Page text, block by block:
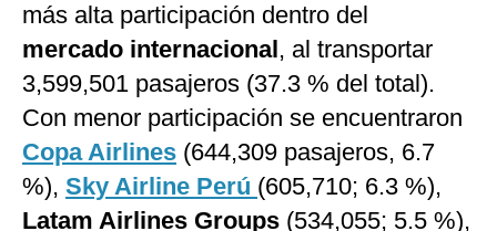
más alta participación dentro del
mercado internacional, al transportar
3,599,501 pasajeros (37.3 % del total).
Con menor participación se encuentraron
Copa Airlines (644,309 pasajeros, 6.7
%), Sky Airline Perú (605,710; 6.3 %),
Latam Airlines Groups (534,055; 5.5 %),